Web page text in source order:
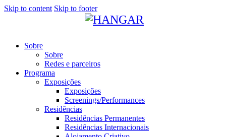
Skip to content Skip to footer
Sobre
Sobre
Redes e parceiros
Programa
Exposições
Exposições
Screenings/Performances
Residências
Residências Permanentes
Residências Internacionais